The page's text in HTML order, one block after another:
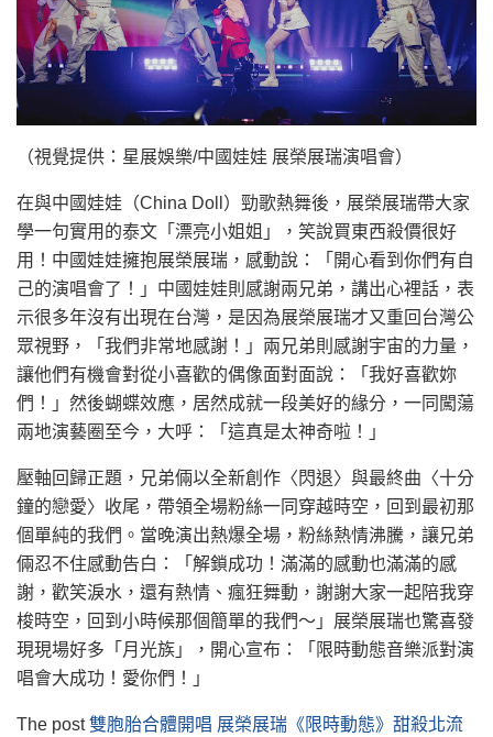
（視覺提供：星展娛樂/中國娃娃 展榮展瑞演唱會）
在與中國娃娃（China Doll）勁歌熱舞後，展榮展瑞帶大家
學一句實用的泰文「漂亮小姐姐」，笑說買東西殺價很好
用！中國娃娃擁抱展榮展瑞，感動說：「開心看到你們有自
己的演唱會了！」中國娃娃則感謝兩兄弟，講出心裡話，表
示很多年沒有出現在台灣，是因為展榮展瑞才又重回台灣公
眾視野，「我們非常地感謝！」兩兄弟則感謝宇宙的力量，
讓他們有機會對從小喜歡的偶像面對面說：「我好喜歡妳
們！」然後蝴蝶效應，居然成就一段美好的緣分，一同闖蕩
兩地演藝圈至今，大呼：「這真是太神奇啦！」
壓軸回歸正題，兄弟倆以全新創作〈閃退〉與最終曲〈十分
鐘的戀愛〉收尾，帶領全場粉絲一同穿越時空，回到最初那
個單純的我們。當晚演出熱爆全場，粉絲熱情沸騰，讓兄弟
倆忍不住感動告白：「解鎖成功！滿滿的感動也滿滿的感
謝，歡笑淚水，還有熱情、瘋狂舞動，謝謝大家一起陪我穿
梭時空，回到小時候那個簡單的我們～」展榮展瑞也驚喜發
現現場好多「月光族」，開心宣布：「限時動態音樂派對演
唱會大成功！愛你們！」
The post雙胞胎合體開唱 展榮展瑞《限時動態》甜殺北流